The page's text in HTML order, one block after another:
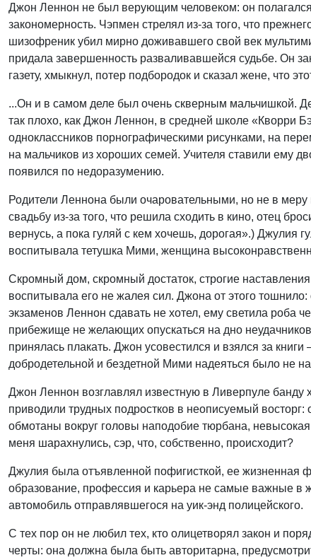
Джон Леннон не был верующим человеком: он
закономерность. Чэпмен стрелял из-за того, что
шизофреник убил мирно доживавшего свой век
придала завершенность разваливавшейся судьбе. Он
газету, хмыкнул, потер подбородок и сказал жене, что
...Он и в самом деле был очень скверным мальчишкой.
так плохо, как Джон Леннон, в средней школе «Кворри
одноклассников порнографическими рисунками, на
на мальчиков из хороших семей. Учителя ставили ему
появился по недоразумению.
Родители Леннона были очаровательными, но не в
свадьбу из-за того, что решила сходить в кино, отец
вернусь, а пока гуляй с кем хочешь, дорогая».) Джулия
воспитывала тетушка Мими, женщина
Скромный дом, скромный достаток, строгие
воспитывала его не жалея сил. Джона от этого
экзаменов Леннон сдавать не хотел, ему светила роба
прибежище не желающих опускаться на дно
принялась плакать. Джон усовестился и взялся за
добродетельной и бездетной Мими надеяться было не на
Джон Леннон возглавлял известную в Ливерпуле банду
приводили трудных подростков в неописуемый
обмотаны вокруг головы наподобие тюрбана,
меня шарахнулись, сэр, что, собственно, происходит?
Джулия была отъявленной пофигисткой, ее жизненная
образование, профессия и карьера не самые важные в
автомобиль отправлявшегося на уик-энд полицейского.
С тех пор он не любил тех, кто олицетворял закон и
черты: она должна была быть авторитарна,